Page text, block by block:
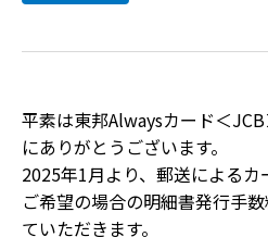
平素は東邦Alwaysカード＜
にありがとうございます。
2025年1月より、郵送による
ご希望の場合の明細書発行手
ていただきます。